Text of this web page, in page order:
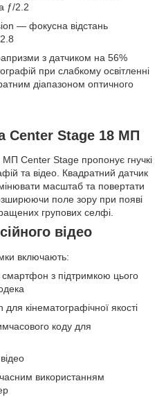
ƒ/2.2
— фокусна відстань
з датчиком на 56%
при слабкому освітленні
діапазоном оптичного
Center Stage 18 МП
Center Stage пропонує гнучкі
та відео. Квадратний датчик
масштаб та повертати
поле зору при появі
групових селфі.
відео
включають:
з підтримкою цього
кінематографічної якості
коду для
використанням